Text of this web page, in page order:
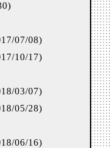
07/08)
10/17)
03/07)
05/28)
06/16)